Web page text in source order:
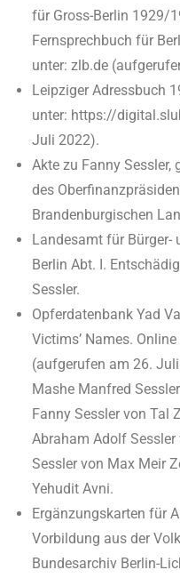
für Gross-Berlin 1929/
Fernsprechbuch für
unter: zlb.de
Leipziger Adressbuch
unter: https://
Juli 2022).
Akte zu Fanny Sessler,
des
Brandenburgischen
Landesamt für Bürger-
Berlin Abt. I.
Sessler.
Opferdatenbank Yad
Victims’ Names.
(aufgerufen am 26.
Mashe Manfred
Fanny Sessler von Tal
Abraham Adolf Sessler
Sessler von Max Meir
Yehudit Avni.
Ergänzungskarten für
Vorbildung aus der
Bundesarchiv Berlin-